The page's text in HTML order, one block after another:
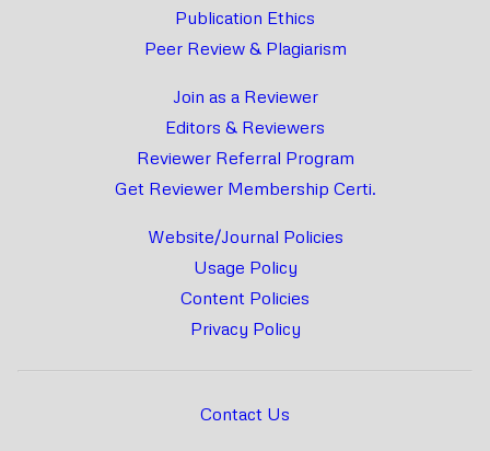
Publication Ethics
Peer Review & Plagiarism
Join as a Reviewer
Editors & Reviewers
Reviewer Referral Program
Get Reviewer Membership Certi.
Website/Journal Policies
Usage Policy
Content Policies
Privacy Policy
Contact Us